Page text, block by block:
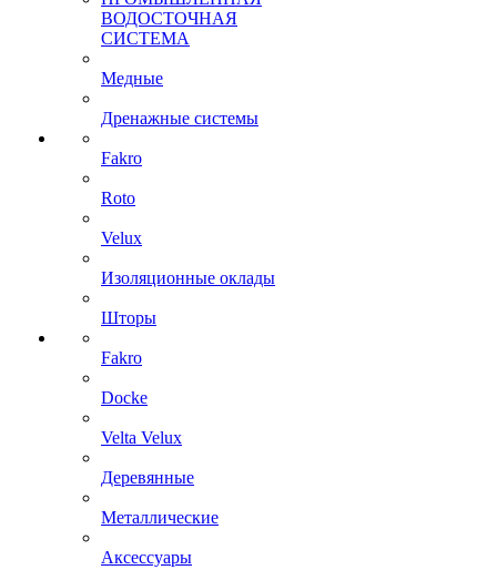
ВОДОСТОЧНАЯ
СИСТЕМА
Медные
Дренажные системы
Fakro
Roto
Velux
Изоляционные оклады
Шторы
Fakro
Docke
Velta Velux
Деревянные
Металлические
Аксессуары